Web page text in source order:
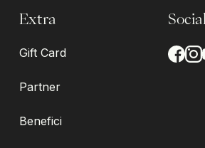
Extra
Gift Card
Partner
Benefici
Social